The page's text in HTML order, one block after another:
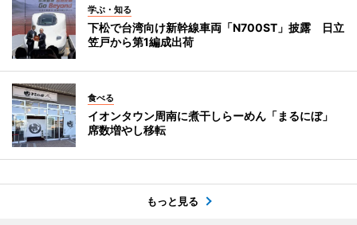
学ぶ・知る
下松で台湾向け新幹線車両「N700ST」披露 日立
笠戸から第1編成出荷
食べる
イオンタウン周南に煮干しらーめん「まるにぼ」
席数増やし移転
もっと見る